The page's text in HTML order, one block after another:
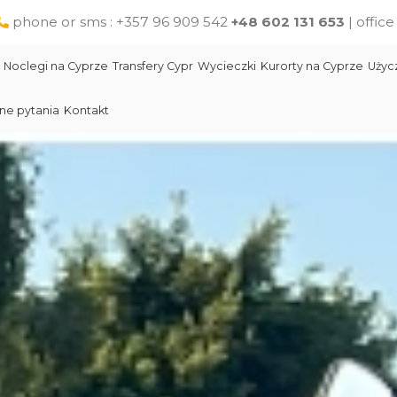
phone or sms : +357 96 909 542 +48 602 131 653 | office
Noclegi na Cyprze Transfery Cypr Wycieczki
Wycieczki jednodniowe na Cyprze z Pafos
Wycieczki z Larnaki
Wycieczki z Protaras
Kurorty na Cyprze
Larnaka
Limassol
Słynni ludzie Cypru
Restauracje na Cyprze
Pomoc na Cyprze dla polskich turystów
Lokalne produkty na Cyprze
Cypr Atrakcje
Cypr - Państwo
Skała Afodyty
Skała Afodyty
Lara Beach Plaża
pytania Kontakt